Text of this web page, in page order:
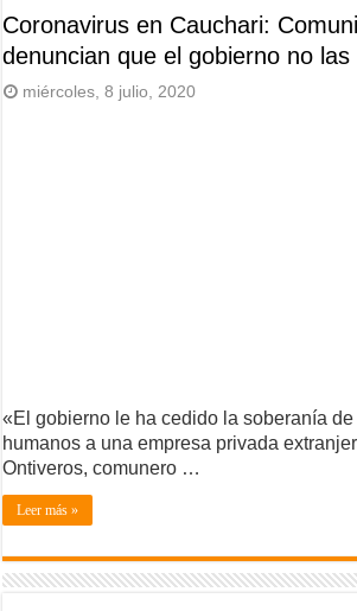
Coronavirus en Cauchari:
denuncian que el gobierno no
miércoles, 8 julio, 2020
«El gobierno le ha cedido la soberanía
humanos a una empresa privada
Ontiveros, comunero …
Leer más »